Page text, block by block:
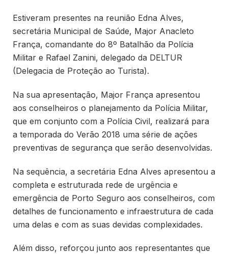
Estiveram presentes na reunião Edna Alves,
secretária Municipal de Saúde, Major Anacleto
França, comandante do 8º Batalhão da Polícia
Militar e Rafael Zanini, delegado da DELTUR
(Delegacia de Proteção ao Turista).
Na sua apresentação, Major França apresentou
aos conselheiros o planejamento da Polícia Militar,
que em conjunto com a Polícia Civil, realizará para
a temporada do Verão 2018 uma série de ações
preventivas de segurança que serão desenvolvidas.
Na sequência, a secretária Edna Alves apresentou a
completa e estruturada rede de urgência e
emergência de Porto Seguro aos conselheiros, com
detalhes de funcionamento e infraestrutura de cada
uma delas e com as suas devidas complexidades.
Além disso, reforçou junto aos representantes que